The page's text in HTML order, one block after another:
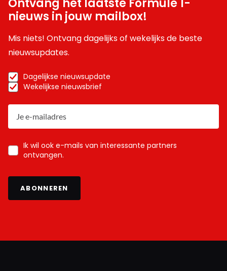
nieuws in jouw mailbox!
Mis niets! Ontvang dagelijks of wekelijks de beste
nieuwsupdates.
Dagelijkse nieuwsupdate
Wekelijkse nieuwsbrief
Ik wil ook e-mails van interessante partners
ontvangen.
ABONNEREN